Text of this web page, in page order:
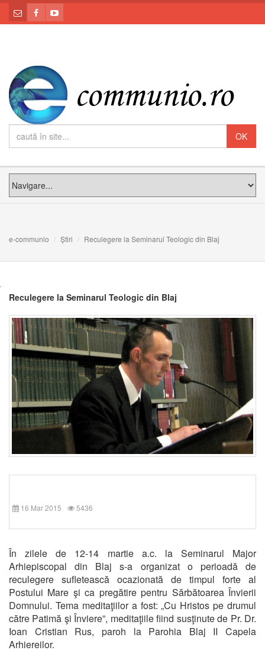
e-communio Știri Reculegere la Seminarul Teologic din Blaj
Reculegere la Seminarul Teologic din Blaj
16 Mar 2015 5436
În zilele de 12-14 martie a.c. la Seminarul Major
Arhiepiscopal din Blaj s-a organizat o perioadă de
reculegere sufletească ocazionată de timpul forte al
Postului Mare şi ca pregătire pentru Sărbătoarea Învierii
Domnului. Tema meditaţiilor a fost: „Cu Hristos pe drumul
către Patimă şi Înviere”, meditaţiile fiind susţinute de Pr. Dr.
Ioan Cristian Rus, paroh la Parohia Blaj II Capela
Arhiereilor.